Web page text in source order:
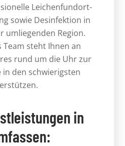
Leichenfundort-
sowie Desinfektion in
umliegenden Region.
steht Ihnen an
rund um die Uhr zur
in den schwierigsten
in